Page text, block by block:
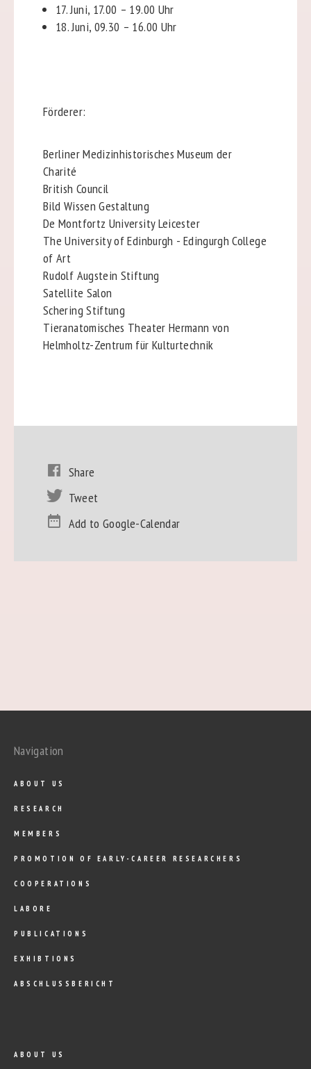
17. Juni, 17.00 – 19.00 Uhr
18. Juni, 09.30 – 16.00 Uhr
Förderer:
Berliner Medizinhistorisches Museum der
Charité
British Council
Bild Wissen Gestaltung
De Montfortz University Leicester
The University of Edinburgh - Edingurgh College
of Art
Rudolf Augstein Stiftung
Satellite Salon
Schering Stiftung
Tieranatomisches Theater Hermann von
Helmholtz-Zentrum für Kulturtechnik
Share
Tweet
Add to Google-Calendar
Navigation
ABOUT US
RESEARCH
MEMBERS
PROMOTION OF EARLY-CAREER RESEARCHERS
COOPERATIONS
LABORE
PUBLICATIONS
EXHIBTIONS
ABSCHLUSSBERICHT
ABOUT US